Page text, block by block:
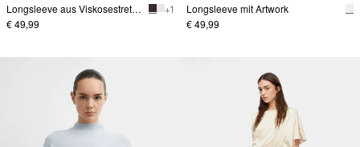
Longsleeve aus Viskosestretch
+ 1
€ 49,99
Longsleeve mit Artwork
€ 49,99